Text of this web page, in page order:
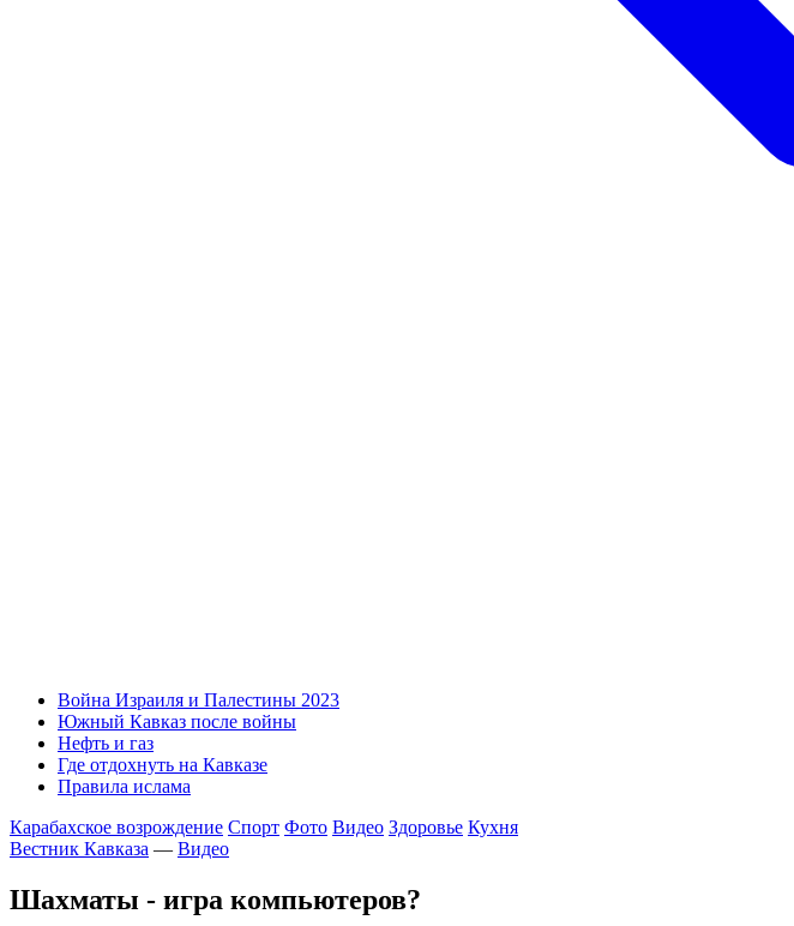
Война Израиля и Палестины 2023
Южный Кавказ после войны
Нефть и газ
Где отдохнуть на Кавказе
Правила ислама
Карабахское возрождение Спорт Фото Видео Здоровье Кухня
Вестник Кавказа — Видео
Шахматы - игра компьютеров?